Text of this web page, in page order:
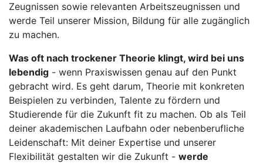
Zeugnissen sowie relevanten Arbeitszeugnissen und
werde Teil unserer Mission, Bildung für alle zugänglich
zu machen.
Was oft nach trockener Theorie klingt, wird bei uns
lebendig - wenn Praxiswissen genau auf den Punkt
gebracht wird. Es geht darum, Theorie mit konkreten
Beispielen zu verbinden, Talente zu fördern und
Studierende für die Zukunft fit zu machen. Ob als Teil
deiner akademischen Laufbahn oder nebenberufliche
Leidenschaft: Mit deiner Expertise und unserer
Flexibilität gestalten wir die Zukunft - werde